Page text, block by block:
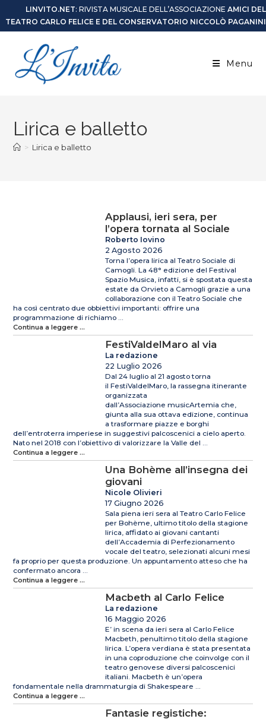
LINVITO.NET: RIVISTA MUSICALE DELL’ASSOCIAZIONE AMICI DEL
TEATRO CARLO FELICE E DEL CONSERVATORIO NICCOLÒ PAGANINI
Menu
Lirica e balletto
> Lirica e balletto
Applausi, ieri sera, per
l’opera tornata al Sociale
Roberto Iovino
2 Agosto 2026
Torna l’opera lirica al Teatro Sociale di
Camogli. La 48° edizione del Festival
Spazio Musica, infatti, si è spostata questa
estate da Orvieto a Camogli grazie a una
collaborazione con il Teatro Sociale che
ha così centrato due obbiettivi importanti: offrire una
programmazione di richiamo ...
Continua a leggere ...
FestiValdelMaro al via
La redazione
22 Luglio 2026
Dal 24 luglio al 21 agosto torna
il FestiValdelMaro, la rassegna itinerante
organizzata
dall’Associazione musicArtemia che,
giunta alla sua ottava edizione, continua
a trasformare piazze e borghi
dell’entroterra imperiese in suggestivi palcoscenici a cielo aperto.
Nato nel 2018 con l’obiettivo di valorizzare la Valle del ...
Continua a leggere ...
Una Bohème all’insegna dei
giovani
Nicole Olivieri
17 Giugno 2026
Sala piena ieri sera al Teatro Carlo Felice
per Bohème, ultimo titolo della stagione
lirica, affidato ai giovani cantanti
dell’Accademia di Perfezionamento
vocale del teatro, selezionati alcuni mesi
fa proprio per questa produzione. Un appuntamento atteso che ha
confermato ancora ...
Continua a leggere ...
Macbeth al Carlo Felice
La redazione
16 Maggio 2026
E’ in scena da ieri sera al Carlo Felice
Macbeth, penultimo titolo della stagione
lirica. L’opera verdiana è stata presentata
in una coproduzione che coinvolge con il
teatro genovese diversi palcoscenici
italiani. Macbeth è un’opera
fondamentale nella drammaturgia di Shakespeare ...
Continua a leggere ...
Fantasie registiche: